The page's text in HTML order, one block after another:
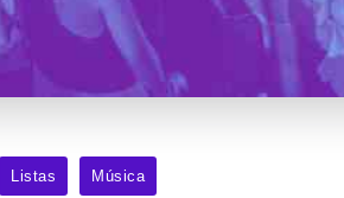
Listas Música